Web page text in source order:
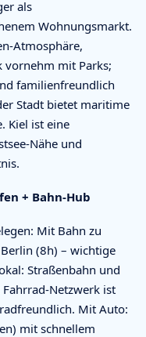
als
Wohnungsmarkt.
Atmosphäre,
vornehm mit Parks;
familienfreundlich
Stadt bietet maritime
Kiel ist eine
Nähe und
+ Bahn-Hub
Mit Bahn zu
(8h) – wichtige
Straßenbahn und
Netzwerk ist
Mit Auto:
mit schnellem